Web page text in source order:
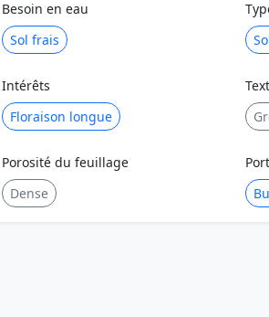
Besoin en eau
Sol frais
Intérêts
Floraison longue
Porosité du feuillage
Dense
Port